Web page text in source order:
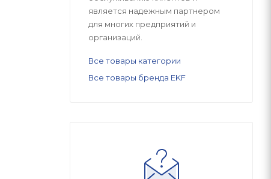
является надежным партнером
для многих предприятий и
организаций.
Все товары категории
Все товары бренда EKF